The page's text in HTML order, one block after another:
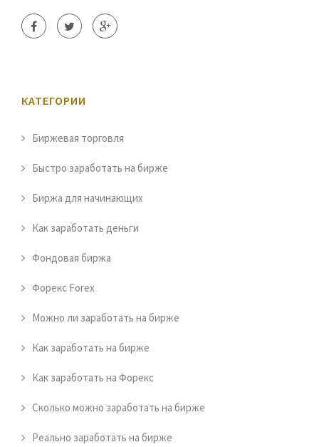
КАТЕГОРИИ
Биржевая торговля
Быстро заработать на бирже
Биржа для начинающих
Как заработать деньги
Фондовая биржа
Форекс Forex
Можно ли заработать на бирже
Как заработать на бирже
Как заработать на Форекс
Сколько можно заработать на бирже
Реально заработать на бирже